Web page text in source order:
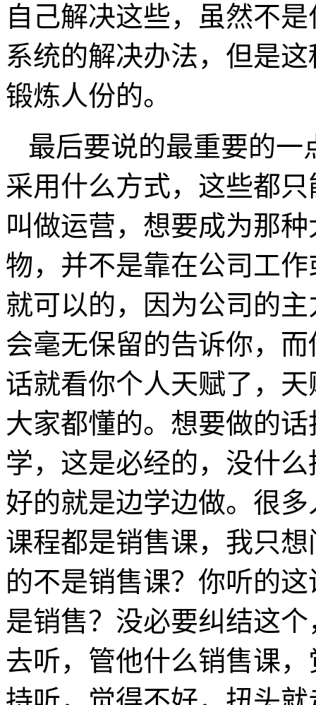
自己解决这些，虽然不
系统的解决办法，但是
锻炼人份的。
最后要说的最重要的一
采用什么方式，这些都
叫做运营，想要成为那
物，并不是靠在公司工
就可以的，因为公司的
会毫无保留的告诉你，
话就看你个人天赋了，
大家都懂的。想要做的
学，这是必经的，没什
好的就是边学边做。很
课程都是销售课，我只
的不是销售课？你听的
是销售？没必要纠结这
去听，管他什么销售课